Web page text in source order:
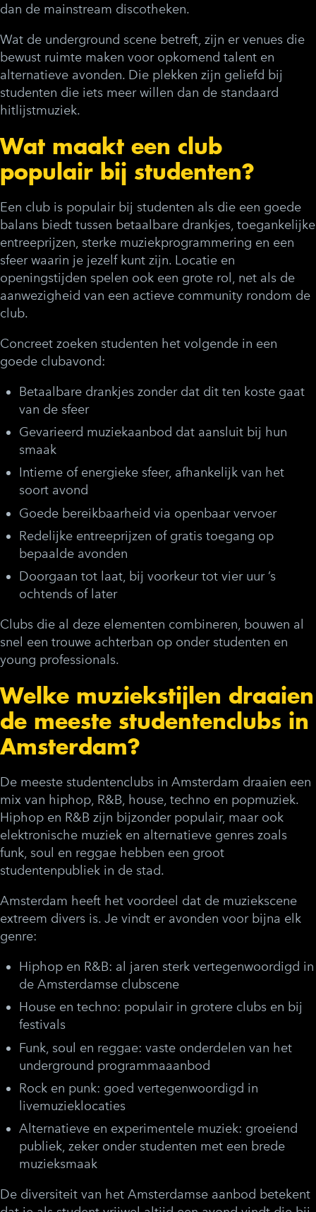
dan de mainstream discotheken.
Wat de underground scene betreft, zijn er venues die
bewust ruimte maken voor opkomend talent en
alternatieve avonden. Die plekken zijn geliefd bij
studenten die iets meer willen dan de standaard
hitlijstmuziek.
Wat maakt een club
populair bij studenten?
Een club is populair bij studenten als die een goede
balans biedt tussen betaalbare drankjes, toegankelijke
entreeprijzen, sterke muziekprogrammering en een
sfeer waarin je jezelf kunt zijn. Locatie en
openingstijden spelen ook een grote rol, net als de
aanwezigheid van een actieve community rondom de
club.
Concreet zoeken studenten het volgende in een
goede clubavond:
Betaalbare drankjes zonder dat dit ten koste gaat
van de sfeer
Gevarieerd muziekaanbod dat aansluit bij hun
smaak
Intieme of energieke sfeer, afhankelijk van het
soort avond
Goede bereikbaarheid via openbaar vervoer
Redelijke entreeprijzen of gratis toegang op
bepaalde avonden
Doorgaan tot laat, bij voorkeur tot vier uur ’s
ochtends of later
Clubs die al deze elementen combineren, bouwen al
snel een trouwe achterban op onder studenten en
young professionals.
Welke muziekstijlen draaien
de meeste studentenclubs in
Amsterdam?
De meeste studentenclubs in Amsterdam draaien een
mix van hiphop, R&B, house, techno en popmuziek.
Hiphop en R&B zijn bijzonder populair, maar ook
elektronische muziek en alternatieve genres zoals
funk, soul en reggae hebben een groot
studentenpubliek in de stad.
Amsterdam heeft het voordeel dat de muziekscene
extreem divers is. Je vindt er avonden voor bijna elk
genre:
Hiphop en R&B: al jaren sterk vertegenwoordigd in
de Amsterdamse clubscene
House en techno: populair in grotere clubs en bij
festivals
Funk, soul en reggae: vaste onderdelen van het
underground programmaaanbod
Rock en punk: goed vertegenwoordigd in
livemuzieklocaties
Alternatieve en experimentele muziek: groeiend
publiek, zeker onder studenten met een brede
muzieksmaak
De diversiteit van het Amsterdamse aanbod betekent